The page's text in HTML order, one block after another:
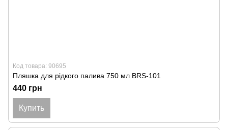
Код товара: 90695
Пляшка для рідкого палива 750 мл BRS-101
440 грн
Купить